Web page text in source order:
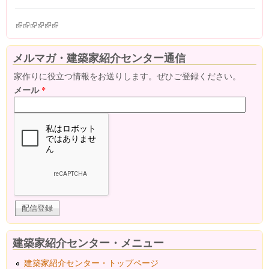
(link is external)
(link is external)
(link is external)
(link is external)
(link is external)
(link is external)
メルマガ・建築家紹介センター通信
家作りに役立つ情報をお送りします。ぜひご登録ください。
メール*
建築家紹介センター・メニュー
建築家紹介センター・トップページ